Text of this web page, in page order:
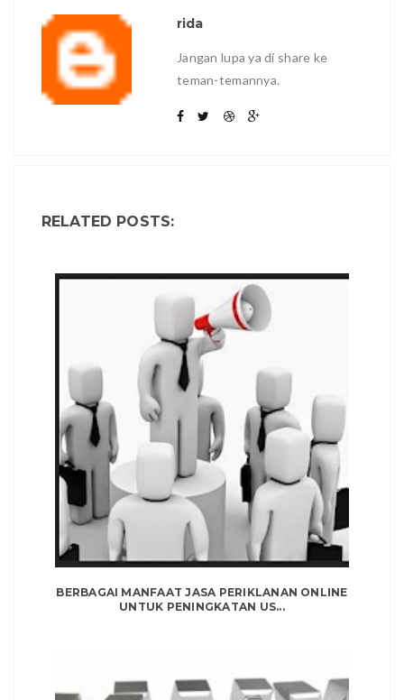
rida
Jangan lupa ya di share ke
teman-temannya.
RELATED POSTS:
BERBAGAI MANFAAT JASA PERIKLANAN ONLINE
UNTUK PENINGKATAN US...